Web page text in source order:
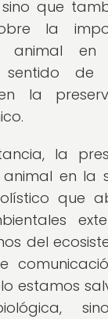
sino que
la
animal
de
la
la
animal en la
que
del
estamos